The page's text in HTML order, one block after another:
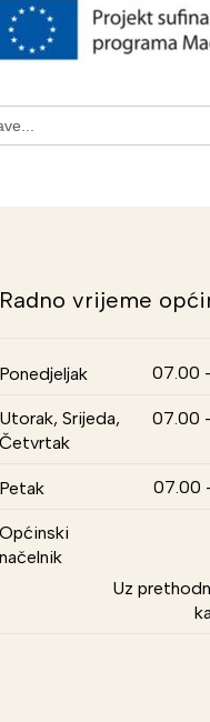
Radno vrijeme
Ponedjeljak 07.00
Utorak, Srijeda,
Četvrtak
07.00
Petak 07.00
Općinski
načelnik
Uz